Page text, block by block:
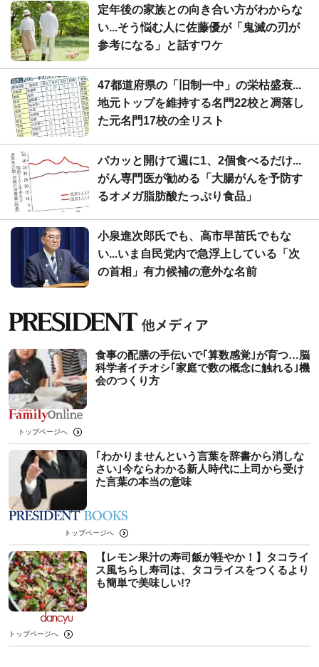
定年後の家族との向き合い方がわからな
い...そう悩む人に佐藤優が「鬼滅の刃が
参考になる」と話すワケ
47都道府県の「旧制一中」の栄枯盛衰...
地元トップを維持する名門22校と凋落し
た元名門17校の全リスト
パカッと開けて週に1、2個食べるだけ...
がん専門医が勧める「大腸がんを予防す
るオメガ脂肪酸たっぷり食品」
小泉進次郎氏でも、高市早苗氏でもな
い...いま自民党内で急浮上している「次
の首相」有力候補の意外な名前
食事の配膳の手伝いで｢算数感覚｣が育つ…脳
科学者イチオシ｢家庭で数の概念に触れる｣機
会のつくり方
トップページへ
｢わかりませんという言葉を辞書から消しな
さい｣今ならわかる新人時代に上司から受け
た言葉の本当の意味
トップページへ
【レモン果汁の寿司飯が軽やか！】タコライ
ス風ちらし寿司は、タコライスをつくるより
も簡単で美味しい!?
トップページへ